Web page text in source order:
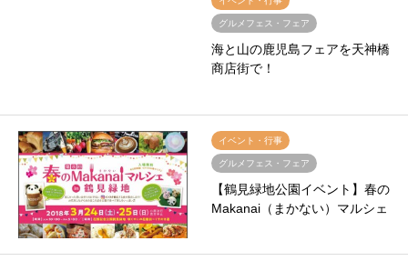
グルメフェス・フェア
海と山の鹿児島フェアを天神橋
商店街で！
イベント・行事
グルメフェス・フェア
【鶴見緑地公園イベント】春の
Makanai（まかない）マルシェ